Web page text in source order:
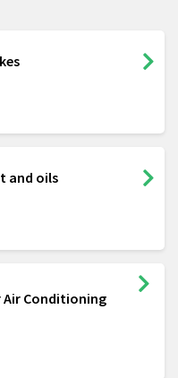
and oils
Air Conditioning